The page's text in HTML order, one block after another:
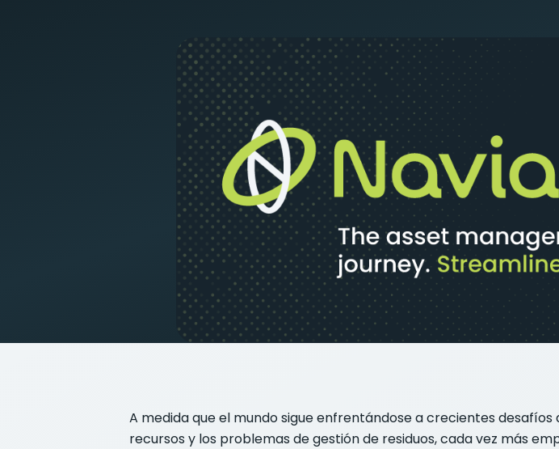
A medida que el mundo sigue enfrentándose a crecientes
recursos y los problemas de gestión de residuos, cada vez más